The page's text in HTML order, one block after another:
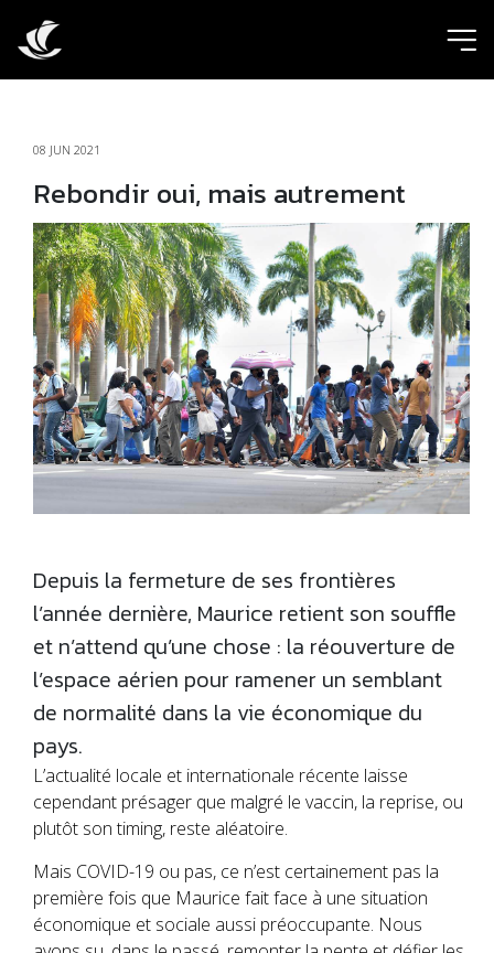
08 JUN 2021
Rebondir oui, mais autrement
Depuis la fermeture de ses frontières
l’année dernière, Maurice retient son souffle
et n’attend qu’une chose : la réouverture de
l’espace aérien pour ramener un semblant
de normalité dans la vie économique du
pays.
L’actualité locale et internationale récente laisse
cependant présager que malgré le vaccin, la reprise, ou
plutôt son timing, reste aléatoire.
Mais COVID-19 ou pas, ce n’est certainement pas la
première fois que Maurice fait face à une situation
économique et sociale aussi préoccupante. Nous